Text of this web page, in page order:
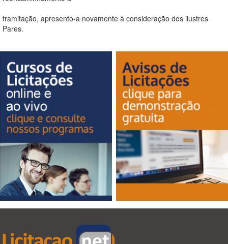
tramitação, apresento-a novamente à consideração dos ilustres
Pares.